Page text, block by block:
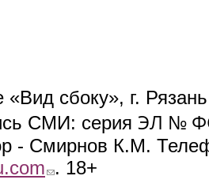
«Вид сбоку», г.
СМИ: серия ЭЛ №
- Смирнов К.М.
(link sends e-mail)
. 18+